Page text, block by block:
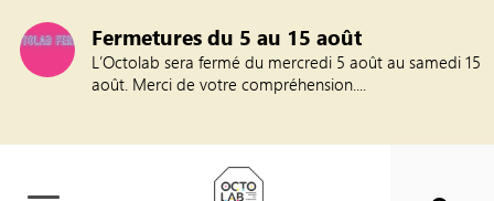
Fermetures du 5 au 15 août
L’Octolab sera fermé du mercredi 5 août au samedi 15
août. Merci de votre compréhension....